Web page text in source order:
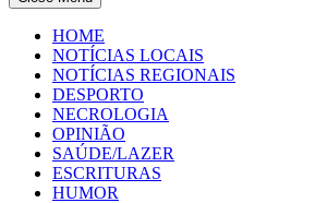
Comercio e Noticias
Notícias e Publicidade Online
HOME
NOTÍCIAS LOCAIS
NOTÍCIAS REGIONAIS
DESPORTO
NECROLOGIA
OPINIÃO
SAÚDE/LAZER
ESCRITURAS
HUMOR